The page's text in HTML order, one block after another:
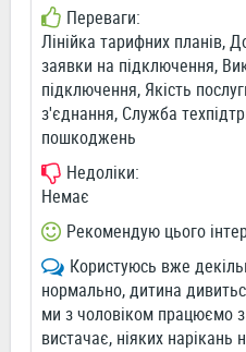
Переваги:
Лінійка тарифних планів,
заявки на підключення,
підключення, Якість
з'єднання, Служба
пошкоджень
Недоліки:
Немає
Рекомендую цього
Користуюсь вже
нормально, дитина
ми з чоловіком працюємо
вистачає, ніяких нарікань